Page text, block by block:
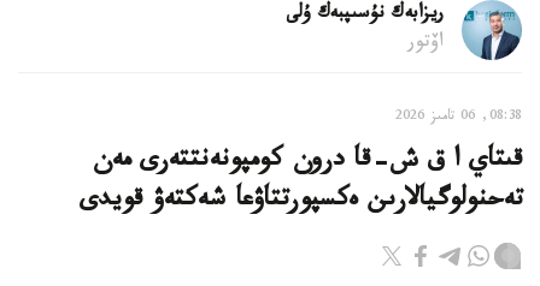
ريزابەك نۇسىپبەك ۇلى
اۆتور
08:38, 06 تامىز 2026
قىتاي ا ق ش-قا درون كومپونەنتتەرى مەن
تەحنولوگيالارىن ەكسپورتتاۋعا شەكتەۋ قويدى